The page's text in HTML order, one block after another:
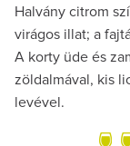
Halvány citrom
virágos illat; a
A korty üde és
zöldalmával, kis
levével.